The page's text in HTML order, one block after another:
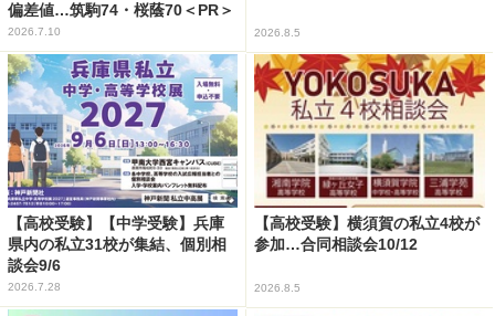
偏差値…筑駒74・桜蔭70＜PR＞
2026.7.10 2026.8.5
【高校受験】【中学受験】兵庫
県内の私立31校が集結、個別相
談会9/6
2026.7.28
【高校受験】横須賀の私立4校が
参加…合同相談会10/12
2026.8.5